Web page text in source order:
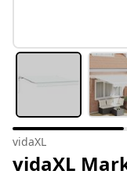
vidaXL
vidaXL